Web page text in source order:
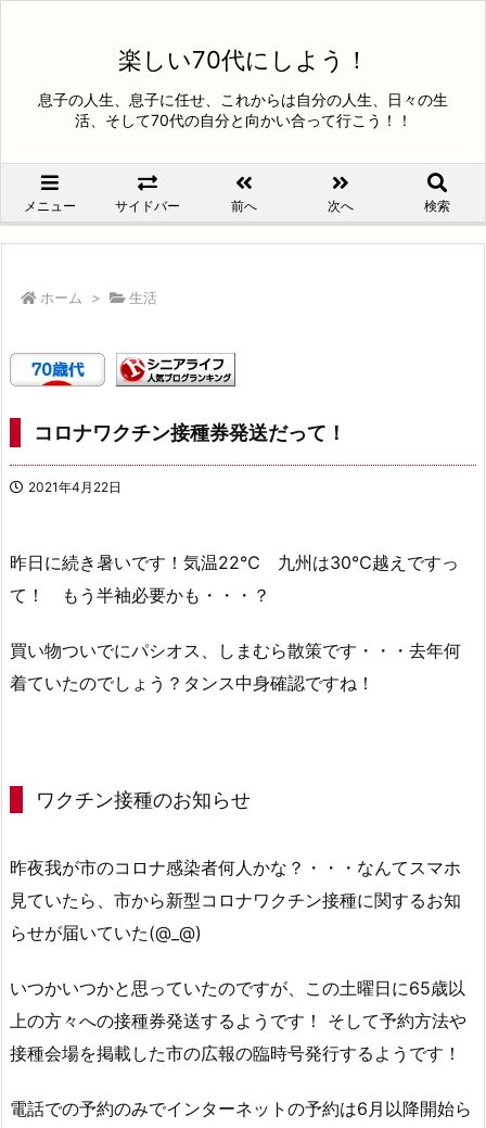
楽しい70代にしよう！
息子の人生、息子に任せ、これからは自分の人生、日々の生
活、そして70代の自分と向かい合って行こう！！
メニュー サイドバー 前へ 次へ 検索
ホーム > 生活
コロナワクチン接種券発送だって！
2021年4月22日
昨日に続き暑いです！気温22℃ 九州は30℃越えですっ
て！ もう半袖必要かも・・・？
買い物ついでにパシオス、しまむら散策です・・・去年何
着ていたのでしょう？タンス中身確認ですね！
ワクチン接種のお知らせ
昨夜我が市のコロナ感染者何人かな？・・・なんてスマホ
見ていたら、市から新型コロナワクチン接種に関するお知
らせが届いていた(@_@)
いつかいつかと思っていたのですが、この土曜日に65歳以
上の方々への接種券発送するようです！ そして予約方法や
接種会場を掲載した市の広報の臨時号発行するようです！
電話での予約のみでインターネットの予約は6月以降開始ら